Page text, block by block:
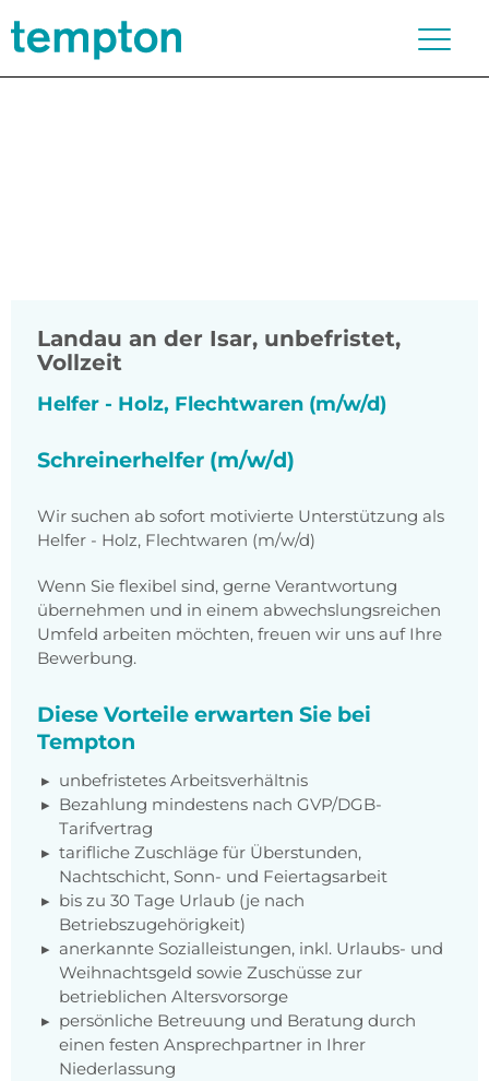
Landau an der Isar, unbefristet,
Vollzeit
Helfer - Holz, Flechtwaren (m/w/d)
Schreinerhelfer (m/w/d)
Wir suchen ab sofort motivierte Unterstützung als
Helfer - Holz, Flechtwaren (m/w/d)
Wenn Sie flexibel sind, gerne Verantwortung
übernehmen und in einem abwechslungsreichen
Umfeld arbeiten möchten, freuen wir uns auf Ihre
Bewerbung.
Diese Vorteile erwarten Sie bei
Tempton
unbefristetes Arbeitsverhältnis
Bezahlung mindestens nach GVP/DGB-
Tarifvertrag
tarifliche Zuschläge für Überstunden,
Nachtschicht, Sonn- und Feiertagsarbeit
bis zu 30 Tage Urlaub (je nach
Betriebszugehörigkeit)
anerkannte Sozialleistungen, inkl. Urlaubs- und
Weihnachtsgeld sowie Zuschüsse zur
betrieblichen Altersvorsorge
persönliche Betreuung und Beratung durch
einen festen Ansprechpartner in Ihrer
Niederlassung